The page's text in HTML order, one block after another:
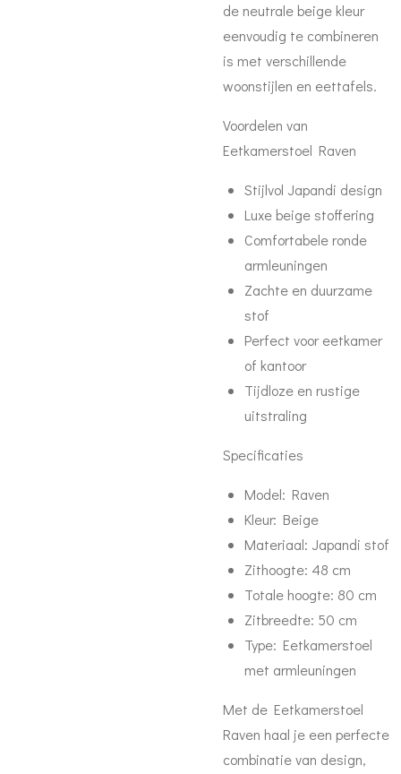
de neutrale beige kleur
eenvoudig te combineren
is met verschillende
woonstijlen en eettafels.
Voordelen van
Eetkamerstoel Raven
Stijlvol Japandi design
Luxe beige stoffering
Comfortabele ronde
armleuningen
Zachte en duurzame
stof
Perfect voor eetkamer
of kantoor
Tijdloze en rustige
uitstraling
Specificaties
Model: Raven
Kleur: Beige
Materiaal: Japandi stof
Zithoogte: 48 cm
Totale hoogte: 80 cm
Zitbreedte: 50 cm
Type: Eetkamerstoel
met armleuningen
Met de Eetkamerstoel
Raven haal je een perfecte
combinatie van design,